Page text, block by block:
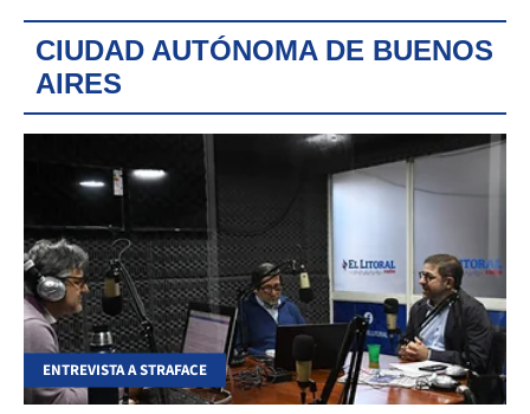
CIUDAD AUTÓNOMA DE BUENOS
AIRES
ENTREVISTA A STRAFACE